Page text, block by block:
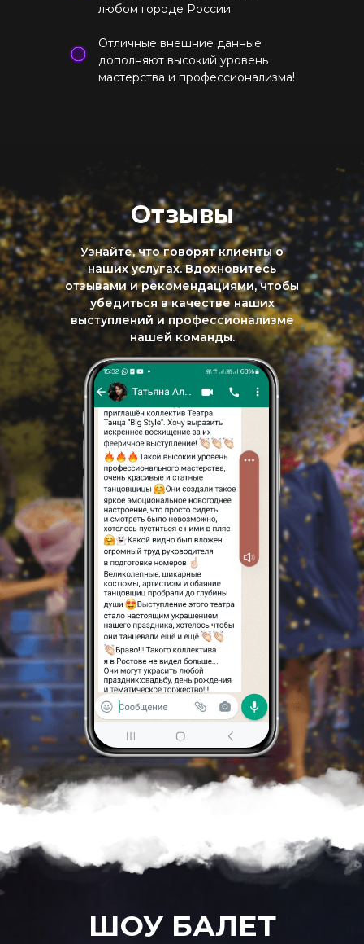
любом городе России.
Отличные внешние данные
дополняют высокий уровень
мастерства и профессионализма!
Узнайте, что говорят клиенты о
наших услугах. Вдохновитесь
отзывами и рекомендациями, чтобы
убедиться в качестве наших
выступлений и профессионализме
нашей команды.
Отзывы
ШОУ БАЛЕТ